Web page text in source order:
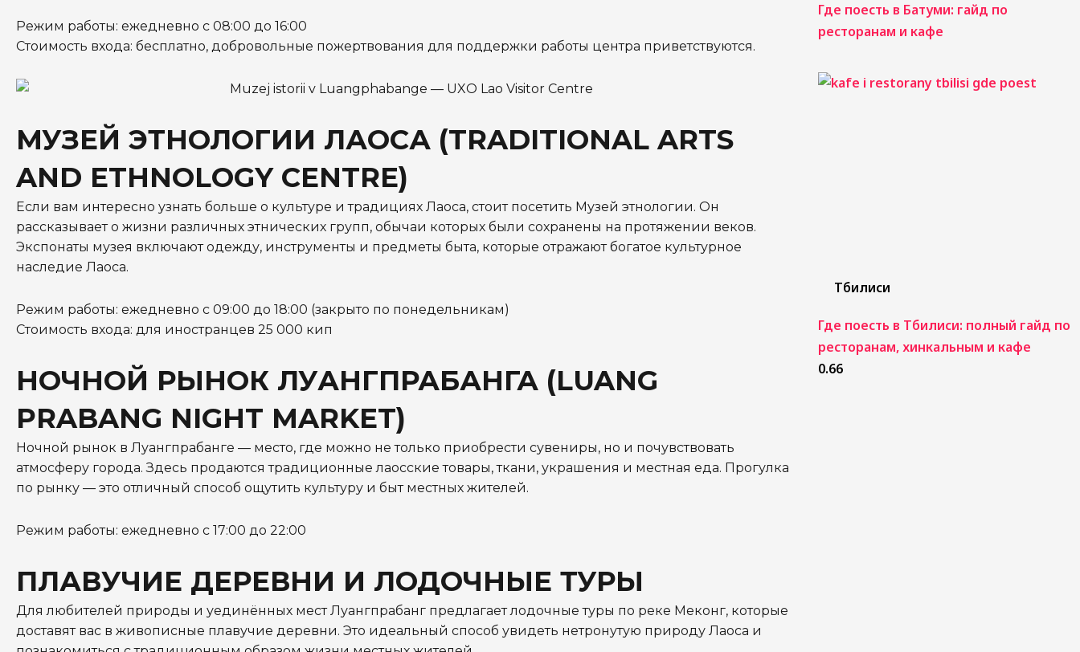
Режим работы: ежедневно с 08:00 до 16:00
Стоимость входа: бесплатно, добровольные пожертвования для поддержки работы центра приветствуются.
МУЗЕЙ ЭТНОЛОГИИ ЛАОСА (TRADITIONAL ARTS
AND ETHNOLOGY CENTRE)
Если вам интересно узнать больше о культуре и традициях Лаоса, стоит посетить Музей этнологии. Он
рассказывает о жизни различных этнических групп, обычаи которых были сохранены на протяжении веков.
Экспонаты музея включают одежду, инструменты и предметы быта, которые отражают богатое культурное
наследие Лаоса.
Режим работы: ежедневно с 09:00 до 18:00 (закрыто по понедельникам)
Стоимость входа: для иностранцев 25 000 кип
НОЧНОЙ РЫНОК ЛУАНГПРАБАНГА (LUANG
PRABANG NIGHT MARKET)
Ночной рынок в Луангпрабанге — место, где можно не только приобрести сувениры, но и почувствовать
атмосферу города. Здесь продаются традиционные лаосские товары, ткани, украшения и местная еда. Прогулка
по рынку — это отличный способ ощутить культуру и быт местных жителей.
Режим работы: ежедневно с 17:00 до 22:00
ПЛАВУЧИЕ ДЕРЕВНИ И ЛОДОЧНЫЕ ТУРЫ
Для любителей природы и уединённых мест Луангпрабанг предлагает лодочные туры по реке Меконг, которые
доставят вас в живописные плавучие деревни. Это идеальный способ увидеть нетронутую природу Лаоса и
Где поесть в Батуми: гайд по
ресторанам и кафе
Тбилиси
Где поесть в Тбилиси: полный гайд по
ресторанам, хинкальным и кафе